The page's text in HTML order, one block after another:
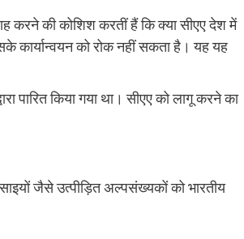
करने की कोशिश करतीं हैं कि क्या सीएए देश में
कार्यान्वयन को रोक नहीं सकता है। यह यह
पारित किया गया था। सीएए को लागू करने का
जैसे उत्पीड़ित अल्पसंख्यकों को भारतीय